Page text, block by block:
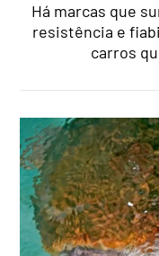
Há marcas que
resistência e
carros